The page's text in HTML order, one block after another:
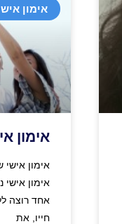
אימון
אימון
אימון אישי
אימון
אחד רוצה
חייו, את